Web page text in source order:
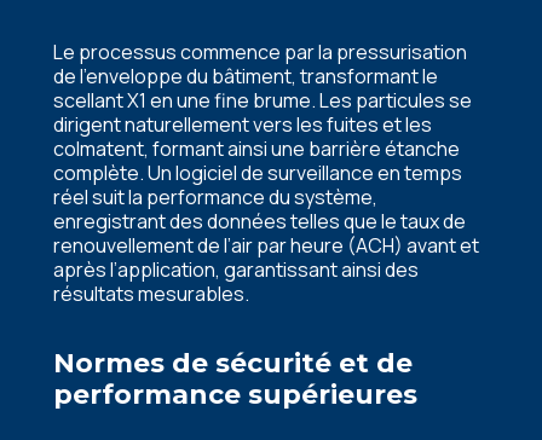
Le processus commence par la pressurisation
de l’enveloppe du bâtiment, transformant le
scellant X1 en une fine brume. Les particules se
dirigent naturellement vers les fuites et les
colmatent, formant ainsi une barrière étanche
complète. Un logiciel de surveillance en temps
réel suit la performance du système,
enregistrant des données telles que le taux de
renouvellement de l’air par heure (ACH) avant et
après l’application, garantissant ainsi des
résultats mesurables.
Normes de sécurité et de
performance supérieures